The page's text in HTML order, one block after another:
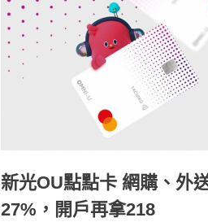
新光OU點點卡 網購、外
27%，開戶再拿218